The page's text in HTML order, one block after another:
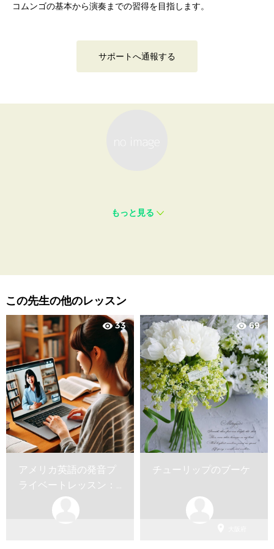
コムンゴの基本から演奏までの習得を目指します。
サポートへ通報する
もっと見る
この先生の他のレッスン
visibility33
アメリカ英語の発音プ
ライベートレッスン：
お試しレッスン1回40
visibility69
チューリップのブーケ